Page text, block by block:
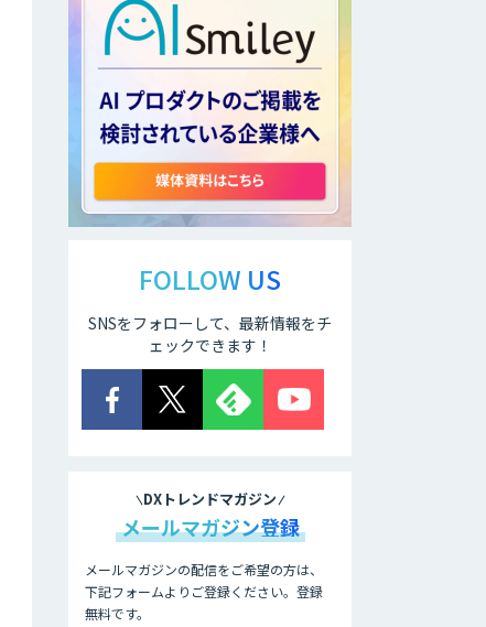
WelcomID
WelcomID無人店
SenseVideo Go
Datatang AIデー
タ処理プラットフ
ォームサービス
Datatang 高品質
AIデータ収集・ア
FOLLOW US
SNSをフォローして、最新情報をチ
ェックできます！
DXトレンドマガジン
メールマガジン登録
メールマガジンの配信をご希望の方は、
下記フォームよりご登録ください。登録
無料です。